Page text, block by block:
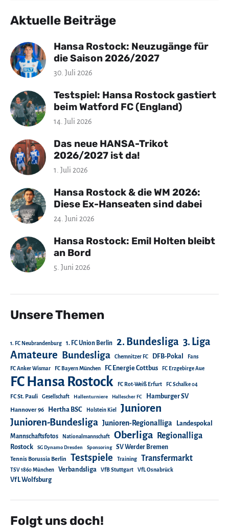
Aktuelle Beiträge
Hansa Rostock: Neuzugänge für
die Saison 2026/2027
30. Juli 2026
Testspiel: Hansa Rostock gastiert
beim Watford FC (England)
14. Juli 2026
Das neue HANSA-Trikot
2026/2027 ist da!
1. Juli 2026
Hansa Rostock & die WM 2026:
Diese Ex-Hanseaten sind dabei
24. Juni 2026
Hansa Rostock: Emil Holten bleibt
an Bord
5. Juni 2026
Unsere Themen
1. FC Neubrandenburg 1. FC Union Berlin 2. Bundesliga 3. Liga
Amateure Bundesliga Chemnitzer FC DFB-Pokal Fans
FC Anker Wismar FC Bayern München FC Energie Cottbus FC Erzgebirge Aue
FC Hansa Rostock FC Rot-Weiß Erfurt FC Schalke 04
FC St. Pauli Gesellschaft Hallenturniere Hallescher FC Hamburger SV
Hannover 96 Hertha BSC Holstein Kiel Junioren
Junioren-Bundesliga Junioren-Regionalliga
Landespokal
Mannschaftsfotos
Nationalmannschaft Oberliga Regionalliga
Rostock SG Dynamo Dresden Sponsoring SV Werder Bremen
Tennis Borussia Berlin Testspiele Training Transfermarkt
TSV 1860 München Verbandsliga VfB Stuttgart VfL Osnabrück
VfL Wolfsburg
Folgt uns doch!